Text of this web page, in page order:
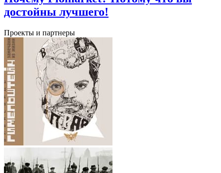
достойны лучшего!
Проекты и партнеры